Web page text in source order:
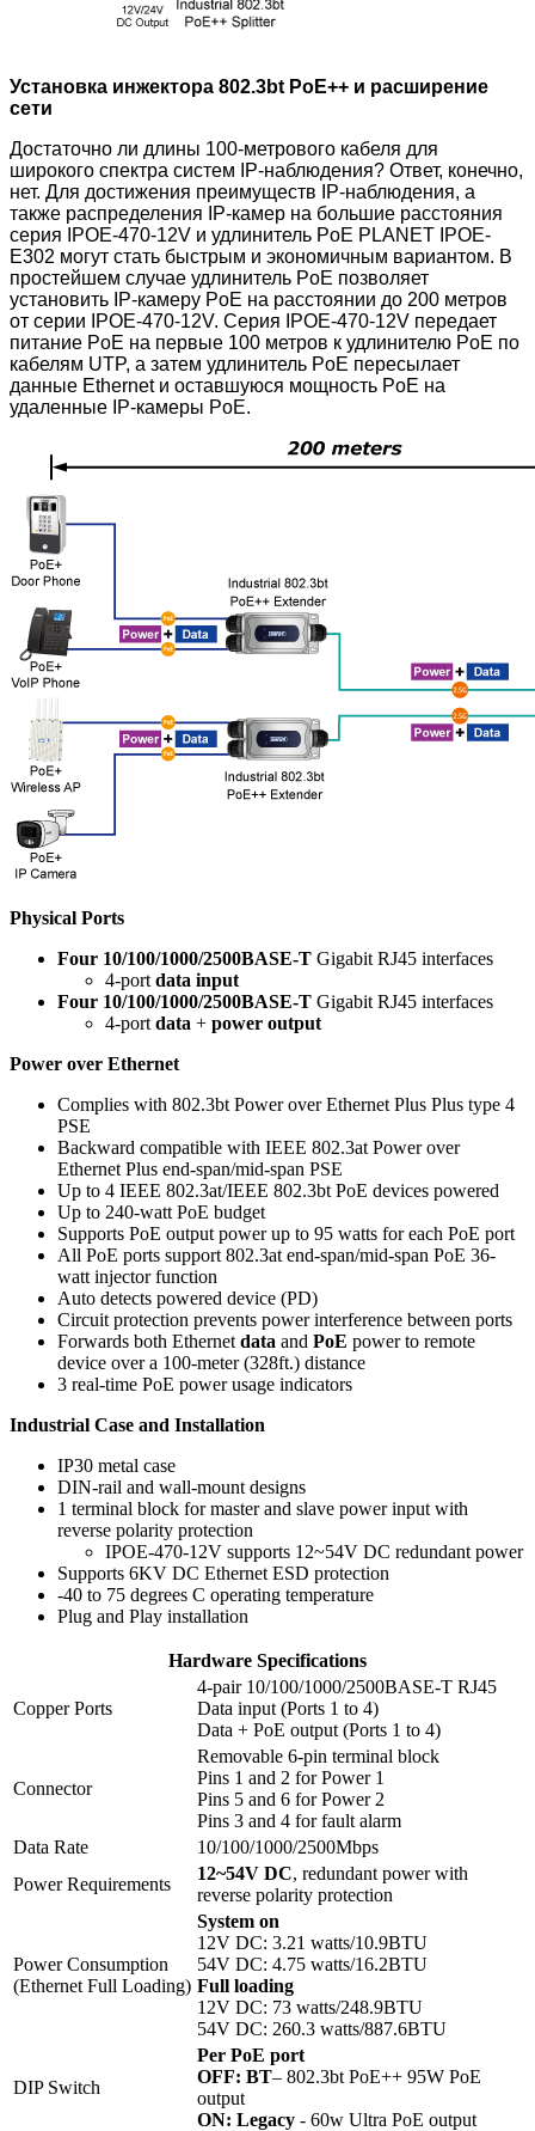
Установка инжектора 802.3bt PoE++ и расширение
сети
Достаточно ли длины 100-метрового кабеля для
широкого спектра систем IP-наблюдения? Ответ, конечно,
нет. Для достижения преимуществ IP-наблюдения, а
также распределения IP-камер на большие расстояния
серия IPOE-470-12V и удлинитель PoE PLANET IPOE-
E302 могут стать быстрым и экономичным вариантом. В
простейшем случае удлинитель PoE позволяет
установить IP-камеру PoE на расстоянии до 200 метров
от серии IPOE-470-12V. Серия IPOE-470-12V передает
питание PoE на первые 100 метров к удлинителю PoE по
кабелям UTP, а затем удлинитель PoE пересылает
данные Ethernet и оставшуюся мощность PoE на
удаленные IP-камеры PoE.
Physical Ports
Four 10/100/1000/2500BASE-T Gigabit RJ45 interfaces
4-port data input
Four 10/100/1000/2500BASE-T Gigabit RJ45 interfaces
4-port data + power output
Power over Ethernet
Complies with 802.3bt Power over Ethernet Plus Plus type 4
PSE
Backward compatible with IEEE 802.3at Power over
Ethernet Plus end-span/mid-span PSE
Up to 4 IEEE 802.3at/IEEE 802.3bt PoE devices powered
Up to 240-watt PoE budget
Supports PoE output power up to 95 watts for each PoE port
All PoE ports support 802.3at end-span/mid-span PoE 36-
watt injector function
Auto detects powered device (PD)
Circuit protection prevents power interference between ports
Forwards both Ethernet data and PoE power to remote
device over a 100-meter (328ft.) distance
3 real-time PoE power usage indicators
Industrial Case and Installation
IP30 metal case
DIN-rail and wall-mount designs
1 terminal block for master and slave power input with
reverse polarity protection
IPOE-470-12V supports 12~54V DC redundant power
Supports 6KV DC Ethernet ESD protection
-40 to 75 degrees C operating temperature
Plug and Play installation
Hardware Specifications
Copper Ports
4-pair 10/100/1000/2500BASE-T RJ45
Data input (Ports 1 to 4)
Data + PoE output (Ports 1 to 4)
Connector
Removable 6-pin terminal block
Pins 1 and 2 for Power 1
Pins 5 and 6 for Power 2
Pins 3 and 4 for fault alarm
Data Rate
10/100/1000/2500Mbps
Power Requirements
12~54V DC, redundant power with
reverse polarity protection
Power Consumption
(Ethernet Full Loading)
System on
12V DC: 3.21 watts/10.9BTU
54V DC: 4.75 watts/16.2BTU
Full loading
12V DC: 73 watts/248.9BTU
54V DC: 260.3 watts/887.6BTU
DIP Switch
Per PoE port
OFF: BT– 802.3bt PoE++ 95W PoE
output
ON: Legacy - 60w Ultra PoE output